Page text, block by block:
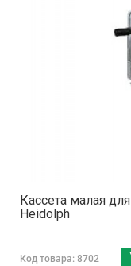
Кассета малая
Heidolph
Код товара: 8702